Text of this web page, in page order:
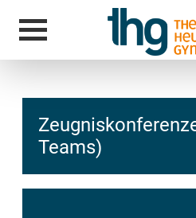
id-
t@elu
hcs
Teams)